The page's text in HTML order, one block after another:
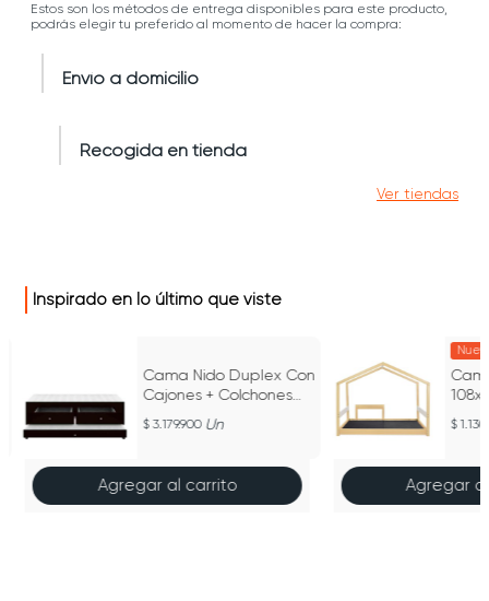
Estos son los métodos de entrega disponibles para este producto,
podrás elegir tu preferido al momento de hacer la compra:
Envío a domicilio
Recogida en tienda
Ver tiendas
Inspirado en lo último que viste
Cama Nido Duplex Con
Cajones + Colchones
Incorporados 100X190
Ecocuero
3.179.900 Un
Agregar al carrito Agregar